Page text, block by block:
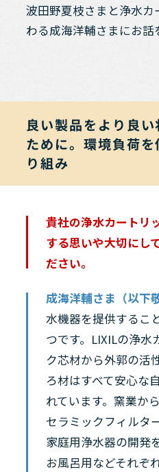
波田野夏枝さまと浄水
わる成海洋輔さまにお話
良い製品をより良
ために。環境負荷
り組み
貴社の浄水カートリ
する思いや大切にし
ださい。
成海洋輔さま（以下
水機器を提供するこ
つです。LIXILの浄水
ク芯材から外郭の活
ろ材はすべて安心な
れています。窯業か
セラミックフィルタ
家庭用浄水器の開発
お風呂用などそれぞ